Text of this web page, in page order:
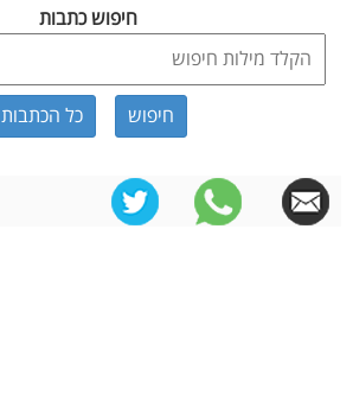
חיפוש כתבות
כל הכתבות